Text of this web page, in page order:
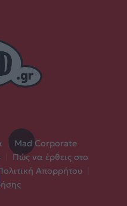
| Mad Corporate
Πώς να έρθεις στο
Απορρήτου